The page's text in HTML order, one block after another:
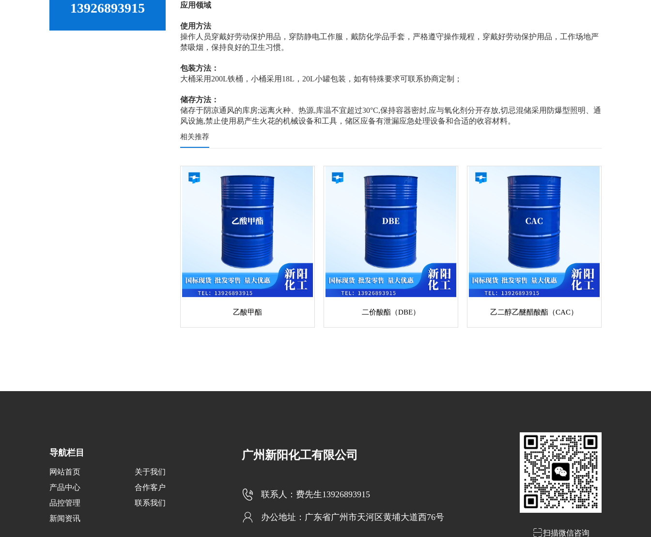
13926893915 应用领域
使用方法
操作人员穿戴好劳动保护用品，穿防静电工作服，戴防化学品手套，严格遵守操作规程，穿戴好劳动保护用品，工作场地严
禁吸烟，保持良好的卫生习惯。
包装方法：
大桶采用200L铁桶，小桶采用18L，20L小罐包装，如有特殊要求可联系协商定制；
储存方法：
储存于阴凉通风的库房;远离火种、热源,库温不宜超过30°C,保持容器密封,应与氧化剂分开存放,切忌混储采用防爆型照明、通
风设施,禁止使用易产生火花的机械设备和工具，储区应备有泄漏应急处理设备和合适的收容材料。
相关推荐
乙酸甲酯 二价酸酯（DBE） 乙二醇乙醚醋酸酯（CAC）
导航栏目
网站首页
产品中心
品控管理
新闻资讯
关于我们
合作客户
联系我们
广州新阳化工有限公司
 联系人：费先生13926893915
 办公地址：广东省广州市天河区黄埔大道西76号
扫描微信咨询